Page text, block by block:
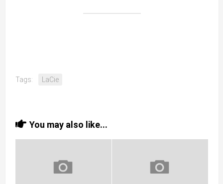
Tags: LaCie
You may also like...